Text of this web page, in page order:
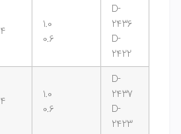
4
1.0
0.6
D-
2436
D-
2422
4
1.0
0.6
D-
2437
D-
2423